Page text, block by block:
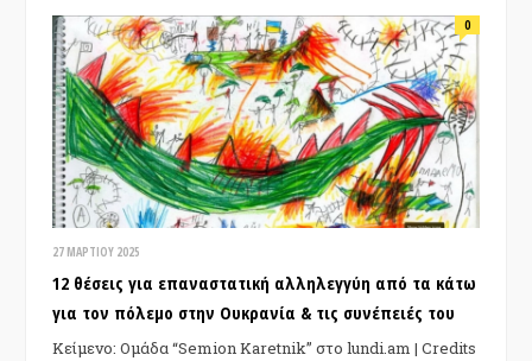
27 ΜΑΡΤΊΟΥ 2025
0
12 θέσεις για επαναστατική αλληλεγγύη από τα κάτω
για τον πόλεμο στην Ουκρανία & τις συνέπειές του
Κείμενο: Ομάδα “Semion Karetnik” στο lundi.am | Credits